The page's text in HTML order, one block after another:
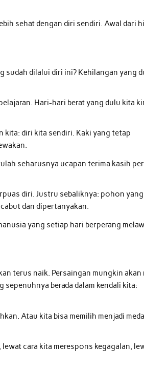
sehat dengan diri sendiri. Awal dari
sudah dilalui diri ini? Kehilangan yang
Hari-hari berat yang dulu kita
kita: diri kita sendiri. Kaki yang tetap
seharusnya ucapan terima kasih
diri. Justru sebaliknya: pohon yang
dan dipertanyakan.
yang setiap hari berperang
terus naik. Persaingan mungkin akan
berada dalam kendali kita:
Atau kita bisa memilih menjadi
cara kita merespons kegagalan,